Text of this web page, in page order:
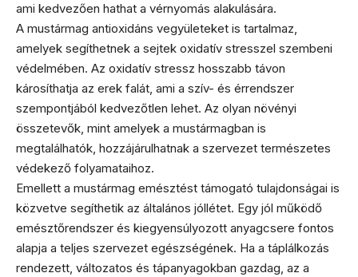
ami kedvezően hathat a vérnyomás alakulására.
A mustármag antioxidáns vegyületeket is tartalmaz,
amelyek segíthetnek a sejtek oxidatív stresszel szembeni
védelmében. Az oxidatív stressz hosszabb távon
károsíthatja az erek falát, ami a szív- és érrendszer
szempontjából kedvezőtlen lehet. Az olyan növényi
összetevők, mint amelyek a mustármagban is
megtalálhatók, hozzájárulhatnak a szervezet természetes
védekező folyamataihoz.
Emellett a mustármag emésztést támogató tulajdonságai is
közvetve segíthetik az általános jóllétet. Egy jól működő
emésztőrendszer és kiegyensúlyozott anyagcsere fontos
alapja a teljes szervezet egészségének. Ha a táplálkozás
rendezett, változatos és tápanyagokban gazdag, az a